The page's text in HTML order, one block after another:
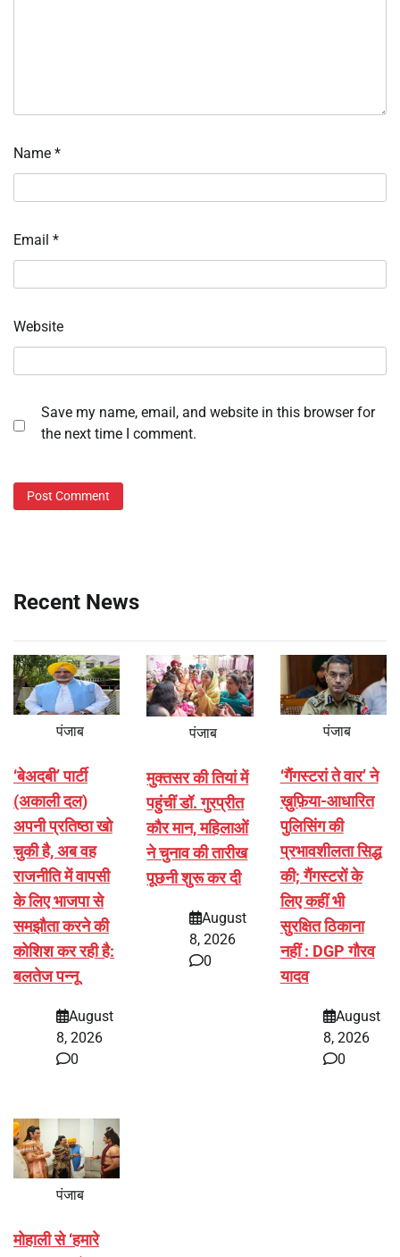
Name *
Email *
Website
Save my name, email, and website in this browser for
the next time I comment.
Recent News
पंजाब
‘बेअदबी’ पार्टी
(अकाली दल)
अपनी प्रतिष्ठा खो
चुकी है, अब वह
राजनीति में वापसी
के लिए भाजपा से
समझौता करने की
कोशिश कर रही है:
बलतेज पन्नू
August
8, 2026
0
पंजाब
मुक्तसर की तियां में
पहुंचीं डॉ. गुरप्रीत
कौर मान, महिलाओं
ने चुनाव की तारीख
पूछनी शुरू कर दी
August
8, 2026
0
पंजाब
‘गैंगस्टरां ते वार’ ने
ख़ुफ़िया-आधारित
पुलिसिंग की
प्रभावशीलता सिद्ध
की; गैंगस्टरों के
लिए कहीं भी
सुरक्षित ठिकाना
नहीं : DGP गौरव
यादव
August
8, 2026
0
पंजाब
मोहाली से ‘हमारे